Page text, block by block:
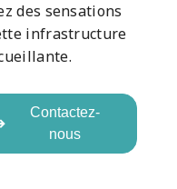
des sensations
infrastructure
Contactez-
nous